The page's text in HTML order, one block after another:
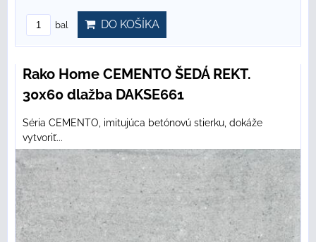
bal DO KOŠÍKA
Rako Home CEMENTO ŠEDÁ REKT.
30x60 dlažba DAKSE661
Séria CEMENTO, imitujúca betónovú stierku, dokáže
vytvoriť...